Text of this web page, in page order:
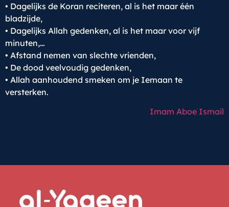
• Dagelijks de Koran reciteren, al is het maar één
bladzijde,
• Dagelijks Allah gedenken, al is het maar voor vijf
minuten,…
• Afstand nemen van slechte vrienden,
• De dood veelvoudig gedenken,
• Allah aanhoudend smeken om je Iemaan te
versterken.
Imam Aboe Ismail